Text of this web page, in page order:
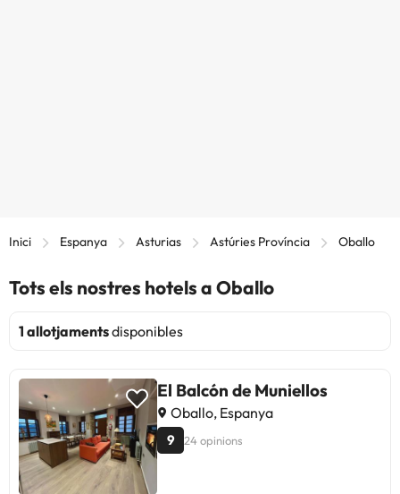
Inici Espanya Asturias Astúries Província Oballo
Tots els nostres hotels a Oballo
1 allotjamentsdisponibles
El Balcón de Muniellos
Oballo, Espanya
9 24 opinions